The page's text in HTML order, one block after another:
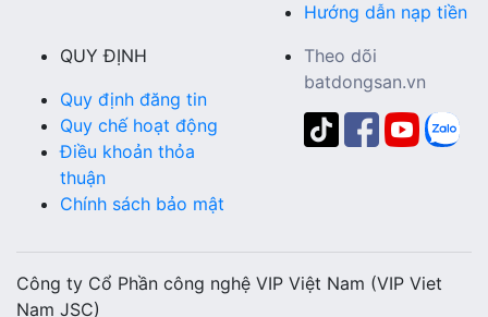
Hướng dẫn nạp tiền
QUY ĐỊNH
Quy định đăng tin
Quy chế hoạt động
Điều khoản thỏa
thuận
Chính sách bảo mật
Theo dõi
batdongsan.vn
Công ty Cổ Phần công nghệ VIP Việt Nam (VIP Viet
Nam JSC)